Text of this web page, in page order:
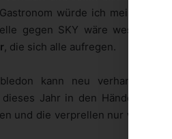
würde ich meinen
gegen SKY wäre wesentlich
, die sich alle aufregen.
kann neu verhandelt
Jahr in den Händen von
und die verprellen nur weil eine